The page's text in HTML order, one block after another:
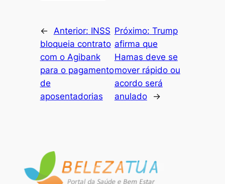
← Anterior: INSS
bloqueia contrato
com o Agibank
para o pagamento
de
aposentadorias
Próximo: Trump
afirma que
Hamas deve se
mover rápido ou
acordo será
anulado
→